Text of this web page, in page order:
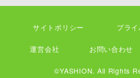
サイトポリシー プラ
運営会社 お問い合わせ
©YASHION. All Rights